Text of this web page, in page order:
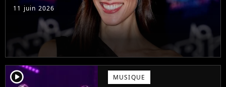
11 juin 2026
player2 MUSIQUE